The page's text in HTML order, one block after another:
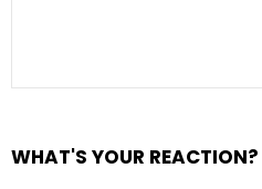
WHAT'S YOUR REACTION?